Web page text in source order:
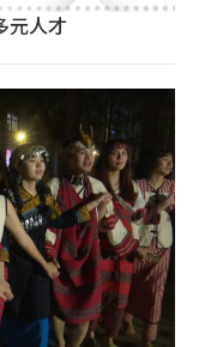
元人才